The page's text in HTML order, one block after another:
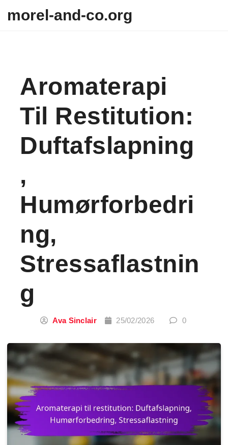
morel-and-co.org
Aromaterapi
Til Restitution:
Duftafslapning
,
Humørforbedri
Ng,
Stressaflastnin
G
Ava Sinclair 25/02/2026 0